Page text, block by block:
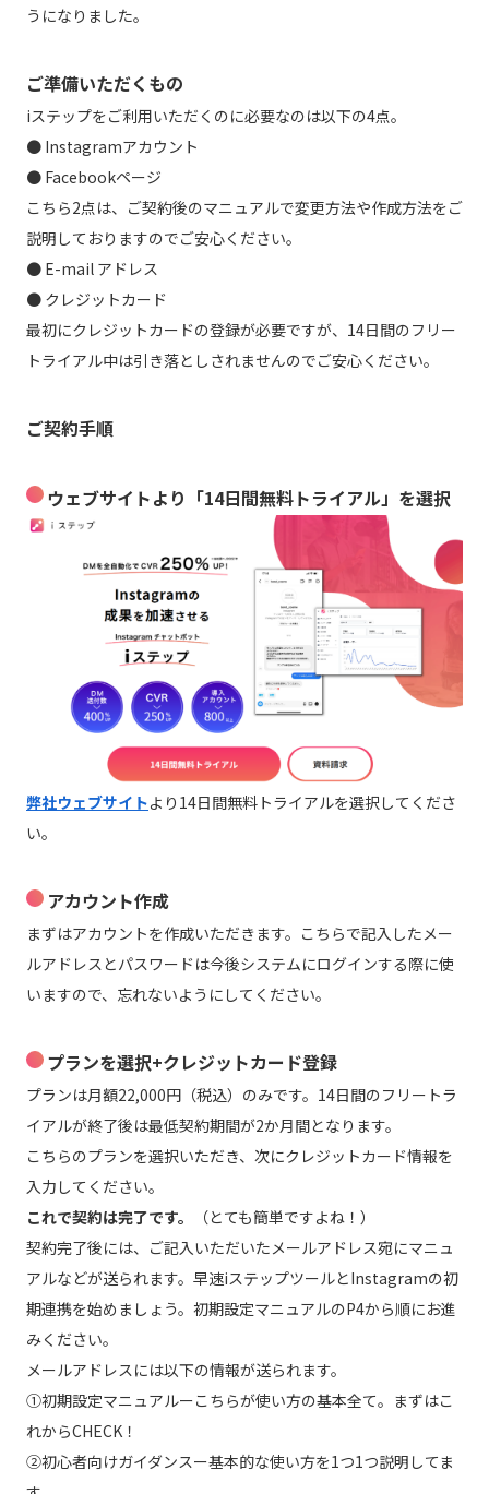
うになりました。
ご準備いただくもの
iステップをご利用いただくのに必要なのは以下の4点。
● Instagramアカウント
● Facebookページ
こちら2点は、ご契約後のマニュアルで変更方法や作成方法をご
説明しておりますのでご安心ください。
● E-mail アドレス
● クレジットカード
最初にクレジットカードの登録が必要ですが、14日間のフリー
トライアル中は引き落としされませんのでご安心ください。
ご契約手順
ウェブサイトより「14日間無料トライアル」を選択
弊社ウェブサイトより14日間無料トライアルを選択してくださ
い。
アカウント作成
まずはアカウントを作成いただきます。こちらで記入したメー
ルアドレスとパスワードは今後システムにログインする際に使
いますので、忘れないようにしてください。
プランを選択+クレジットカード登録
プランは月額22,000円（税込）のみです。14日間のフリートラ
イアルが終了後は最低契約期間が2か月間となります。
こちらのプランを選択いただき、次にクレジットカード情報を
入力してください。
これで契約は完了です。
（とても簡単ですよね！）
契約完了後には、ご記入いただいたメールアドレス宛にマニュ
アルなどが送られます。早速iステップツールとInstagramの初
期連携を始めましょう。初期設定マニュアルのP4から順にお進
みください。
メールアドレスには以下の情報が送られます。
①初期設定マニュアルーこちらが使い方の基本全て。まずはこ
れからCHECK！
②初心者向けガイダンスー基本的な使い方を1つ1つ説明してま